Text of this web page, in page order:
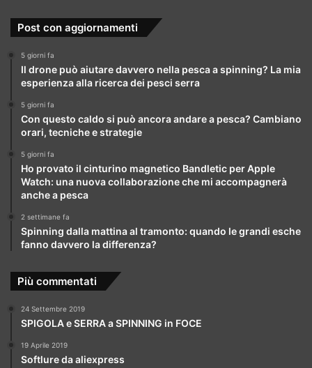
Post con aggiornamenti
5 giorni fa
Il drone può aiutare davvero nella pesca a spinning? La mia
esperienza alla ricerca dei pesci serra
5 giorni fa
Con questo caldo si può ancora andare a pesca? Cambiano
orari, tecniche e strategie
5 giorni fa
Ho provato il cinturino magnetico Bandletic per Apple
Watch: una nuova collaborazione che mi accompagnerà
anche a pesca
2 settimane fa
Spinning dalla mattina al tramonto: quando le grandi esche
fanno davvero la differenza?
Più commentati
24 Settembre 2019
SPIGOLA e SERRA a SPINNING in FOCE
19 Aprile 2019
Softlure da aliexpress